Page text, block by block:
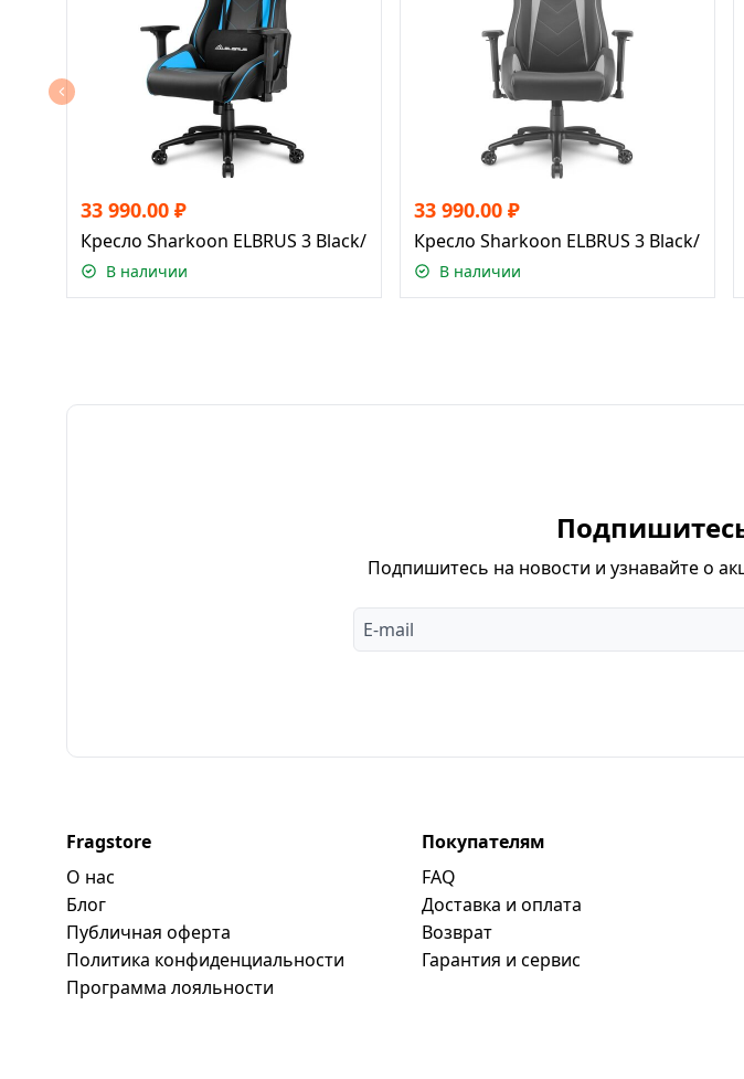
33 990.00 ₽
Кресло Sharkoon ELBRUS 3 Black/Blue
В наличии
33 990.00 ₽
Кресло Sharkoon ELBRUS 3 Black/Grey
В наличии
Подпишитесь на новости и узнавайте о
Fragstore
О нас
Блог
Публичная оферта
Политика конфиденциальности
Программa лояльности
Покупателям
FAQ
Доставка и оплата
Возврат
Гарантия и сервис